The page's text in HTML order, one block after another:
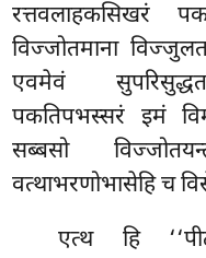
रत्तवलाहकसिखरं
विज्जोतमाना
एवमेवं
पकतिपभस्सरं इमं
सब्बसो
वत्थाभरणोभासेहि च
एत्थ हि